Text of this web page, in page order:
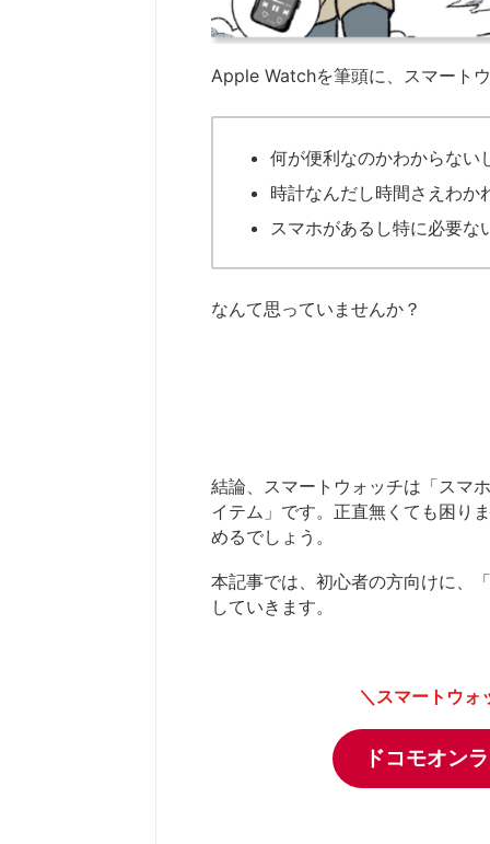
Apple Watchを筆頭に、スマート
何が便利なのかわからない
時計なんだし時間さえわか
スマホがあるし特に必要な
なんて思っていませんか？
結論、スマートウォッチは「スマ
イテム」です。正直無くても困り
めるでしょう。
本記事では、初心者の方向けに、
していきます。
＼スマートウォ
ドコモオン